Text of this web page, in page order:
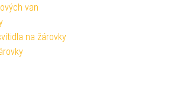
van
na žárovky